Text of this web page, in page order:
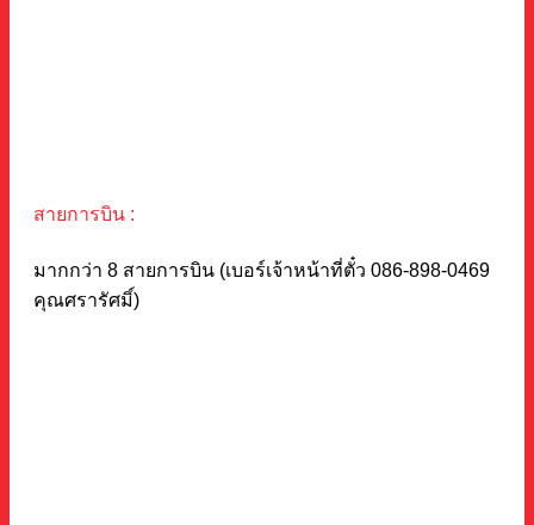
สายการบิน :
มากกว่า 8 สายการบิน (เบอร์เจ้าหน้าที่ตั๋ว 086-898-0469
คุณศรารัศมิ์)